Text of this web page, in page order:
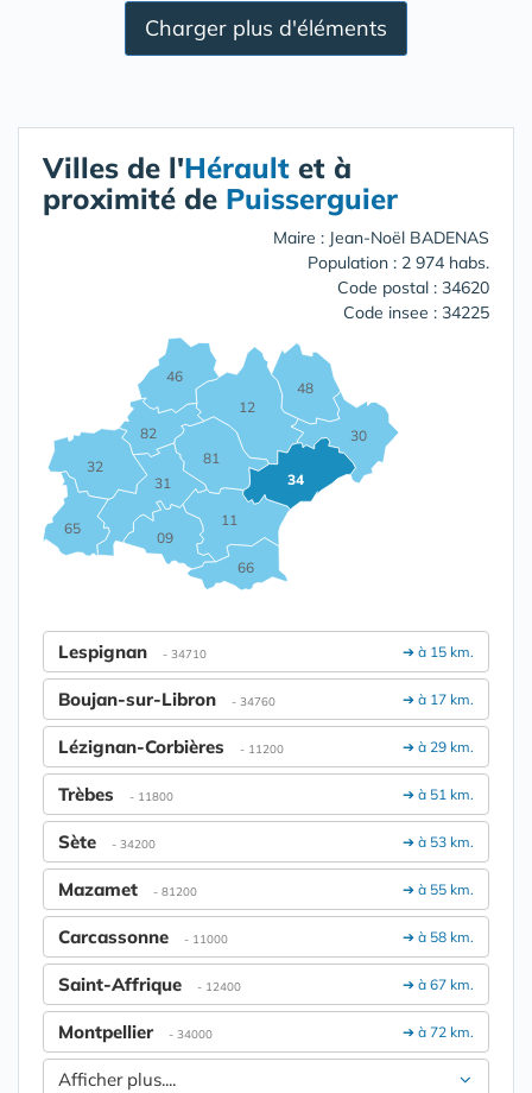
Charger plus d'éléments
Villes de l'Hérault et à
proximité de Puisserguier
Maire : Jean-Noël BADENAS
Population : 2 974 habs.
Code postal : 34620
Code insee : 34225
09
11
12
30
31
32
34
46
48
65
66
81
82
➔ à 15 km.
Lespignan - 34710
➔ à 17 km.
Boujan-sur-Libron - 34760
➔ à 29 km.
Lézignan-Corbières - 11200
➔ à 51 km.
Trèbes - 11800
➔ à 53 km.
Sète - 34200
➔ à 55 km.
Mazamet - 81200
➔ à 58 km.
Carcassonne - 11000
➔ à 67 km.
Saint-Affrique - 12400
➔ à 72 km.
Montpellier - 34000
Afficher plus....